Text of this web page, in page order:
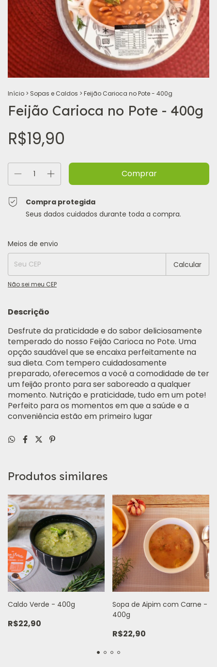
Início > Sopas e Caldos > Feijão Carioca no Pote - 400g
Feijão Carioca no Pote - 400g
R$19,90
Compra protegida
Seus dados cuidados durante toda a compra.
Entregas para o CEP:
Meios de envio
Calcular
Não sei meu CEP
Descrição
Desfrute da praticidade e do sabor deliciosamente
temperado do nosso Feijão Carioca no Pote. Uma
opção saudável que se encaixa perfeitamente na
sua dieta. Com tempero cuidadosamente
preparado, oferecemos a você a comodidade de ter
um feijão pronto para ser saboreado a qualquer
momento. Nutrição e praticidade, tudo em um pote!
Perfeito para os momentos em que a saúde e a
conveniência estão em primeiro lugar
Produtos similares
Caldo Verde - 400g
R$22,90
Sopa de Aipim com Carne -
400g
R$22,90